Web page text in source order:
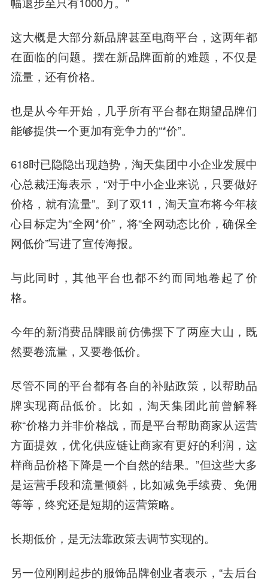
这大概是大部分新品牌甚至电商平台，这两年都
在面临的问题。摆在新品牌面前的难题，不仅是
流量，还有价格。
也是从今年开始，几乎所有平台都在期望品牌们
能够提供一个更加有竞争力的“*价”。
618时已隐隐出现趋势，淘天集团中小企业发展中
心总裁汪海表示，“对于中小企业来说，只要做好
价格，就有流量”。到了双11，淘天宣布将今年核
心目标定为“全网*价”，将“全网动态比价，确保全
网低价”写进了宣传海报。
与此同时，其他平台也都不约而同地卷起了价
格。
今年的新消费品牌眼前仿佛摆下了两座大山，既
然要卷流量，又要卷低价。
尽管不同的平台都有各自的补贴政策，以帮助品
牌实现商品低价。比如，淘天集团此前曾解释
称“价格力并非价格战，而是平台帮助商家从运营
方面提效，优化供应链让商家有更好的利润，这
样商品价格下降是一个自然的结果。”但这些大多
是运营手段和流量倾斜，比如减免手续费、免佣
等等，终究还是短期的运营策略。
长期低价，是无法靠政策去调节实现的。
另一位刚刚起步的服饰品牌创业者表示，“去后台